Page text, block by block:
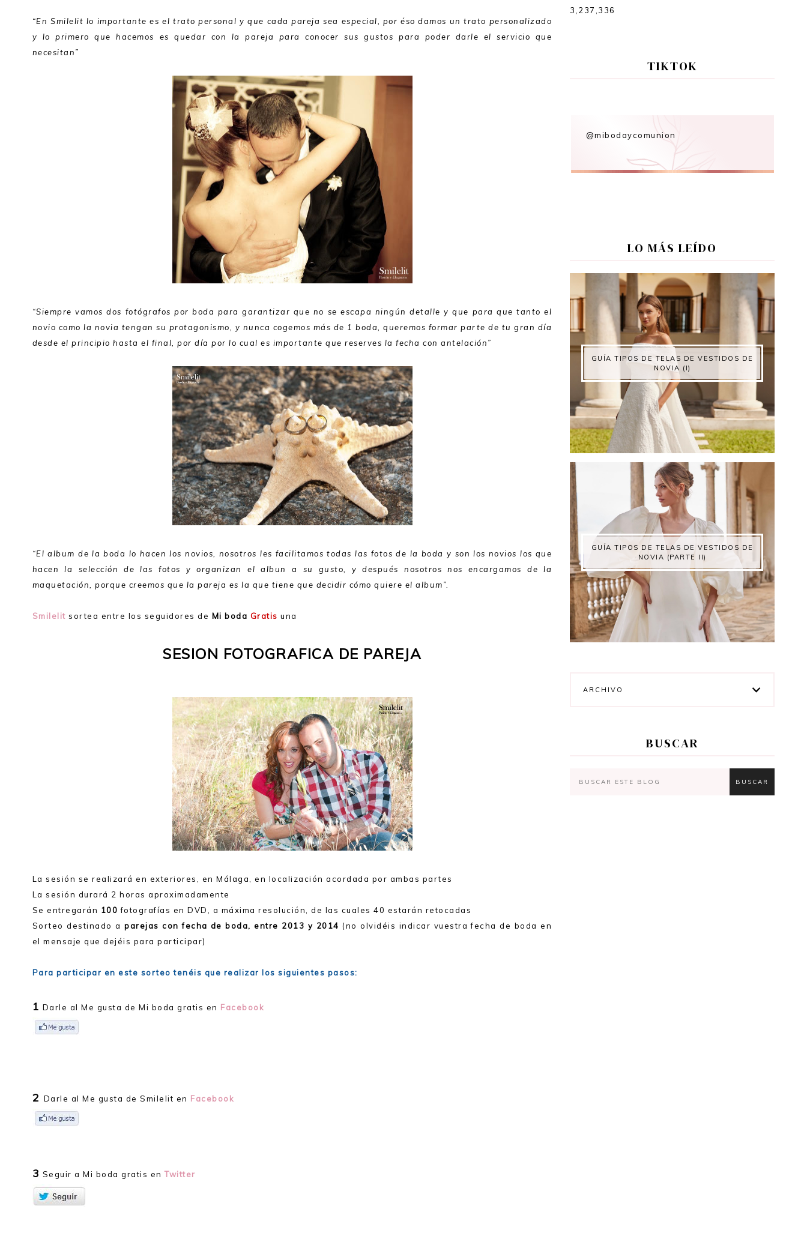
“En Smilelit lo importante es el trato personal y que cada pareja sea especial, por éso damos un trato personalizado
y lo primero que hacemos es quedar con la pareja para conocer sus gustos para poder darle el servicio que
necesitan”
“Siempre vamos dos fotógrafos por boda para garantizar que no se escapa ningún detalle y que para que tanto el
novio como la novia tengan su protagonismo, y nunca cogemos más de 1 boda, queremos formar parte de tu gran día
desde el principio hasta el final, por día por lo cual es importante que reserves la fecha con antelación”
“El album de la boda lo hacen los novios, nosotros les facilitamos todas las fotos de la boda y son los novios los que
hacen la selección de las fotos y organizan el albun a su gusto, y después nosotros nos encargamos de la
maquetación, porque creemos que la pareja es la que tiene que decidir cómo quiere el album”.
Smilelitsortea entre los seguidores de Mi boda Gratis una
SESION FOTOGRAFICA DE PAREJA
La sesión se realizará en exteriores, en Málaga, en localización acordada por ambas partes
La sesión durará 2 horas aproximadamente
Se entregarán 100fotografías en DVD, a máxima resolución, de las cuales 40 estarán retocadas
Sorteo destinado aparejas con fecha de boda, entre 2013 y 2014 (no olvidéis indicar vuestra fecha de boda en
el mensaje que dejéis para participar)
Para participar en este sorteo tenéis que realizar los siguientes pasos:
1 Darle al Me gusta de Mi boda gratis en Facebook
2 Darle al Me gusta de Smilelit en Facebook
3 Seguir a Mi boda gratis enTwitter
3,237,336
TIKTOK
@mibodaycomunion
LO MÁS LEÍDO
GUÍA TIPOS DE TELAS DE VESTIDOS DE
NOVIA (I)
GUÍA TIPOS DE TELAS DE VESTIDOS DE
NOVIA (PARTE II)
ARCHIVO
BUSCAR